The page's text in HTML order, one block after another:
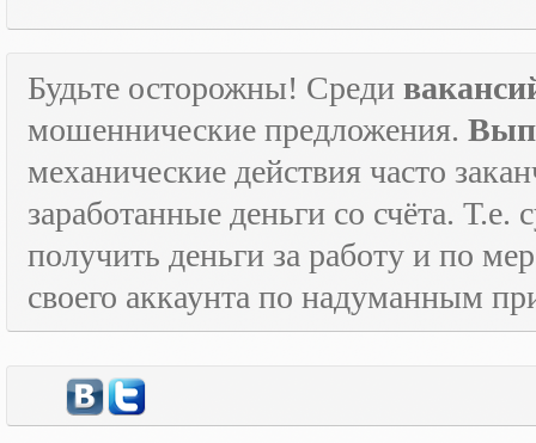
Будьте осторожны! Среди
мошеннические предложения.
механические действия часто
заработанные деньги со счёта.
получить деньги за работу и по
своего аккаунта по надуманным